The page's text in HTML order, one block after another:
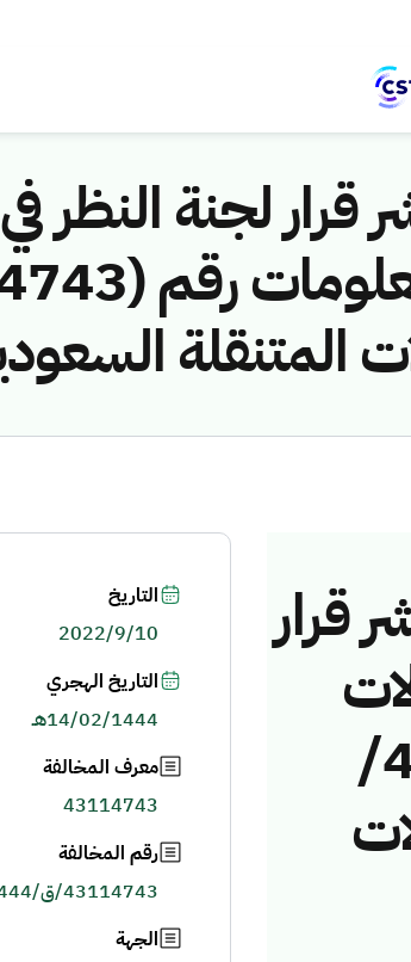
قرار لجنة النظر في
قرار
وتقنية المعلومات رقم (43114743/
التاريخ
2022/9/10
التاريخ الهجري
14/02/1444هـ
معرف المخالفة
43114743
رقم المخالفة
43114743/ق/1444هـ
الجهة